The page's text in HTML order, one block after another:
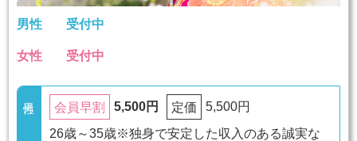
男性 受付中
女性 受付中
会員早割 5,500円 定価
5,500円
26歳～35歳※独身で安定した収入のある誠実な